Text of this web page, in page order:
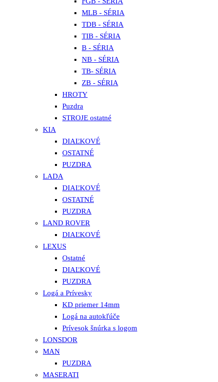
MLB - SÉRIA
TDB - SÉRIA
TIB - SÉRIA
B - SÉRIA
NB - SÉRIA
TB- SÉRIA
ZB - SÉRIA
HROTY
Puzdra
STROJE ostatné
KIA
DIAĽKOVÉ
OSTATNÉ
PUZDRA
LADA
DIAĽKOVÉ
OSTATNÉ
PUZDRA
LAND ROVER
DIAĽKOVÉ
LEXUS
Ostatné
DIAĽKOVÉ
PUZDRA
Logá a Prívesky
KD priemer 14mm
Logá na autokľúče
Prívesok šnúrka s logom
LONSDOR
MAN
PUZDRA
MASERATI